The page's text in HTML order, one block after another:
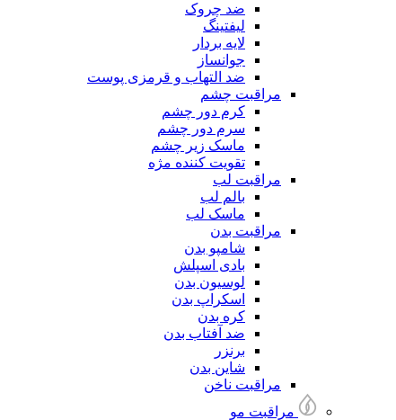
ضد چروک
لیفتینگ
لایه بردار
جوانساز
ضد التهاب و قرمزی پوست
مراقبت چشم
کرم دور چشم
سرم دور چشم
ماسک زیر چشم
تقویت کننده مژه
مراقبت لب
بالم لب
ماسک لب
مراقبت بدن
شامپو بدن
بادی اسپلش
لوسیون بدن
اسکراپ بدن
کره بدن
ضد آفتاب بدن
برنزر
شاین بدن
مراقبت ناخن
مراقبت مو